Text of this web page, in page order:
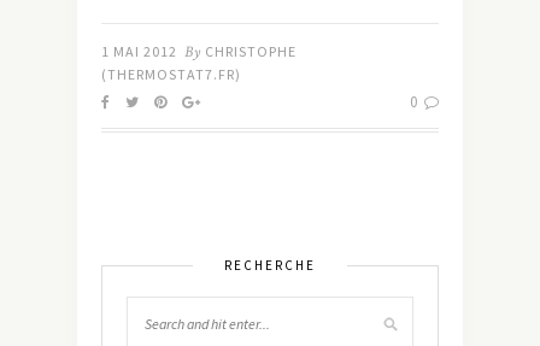
1 MAI 2012 By CHRISTOPHE
(THERMOSTAT7.FR)
0
RECHERCHE